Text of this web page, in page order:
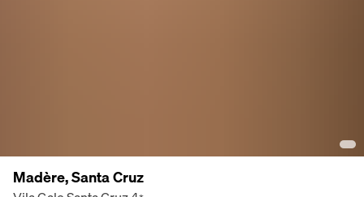
Madère, Santa Cruz